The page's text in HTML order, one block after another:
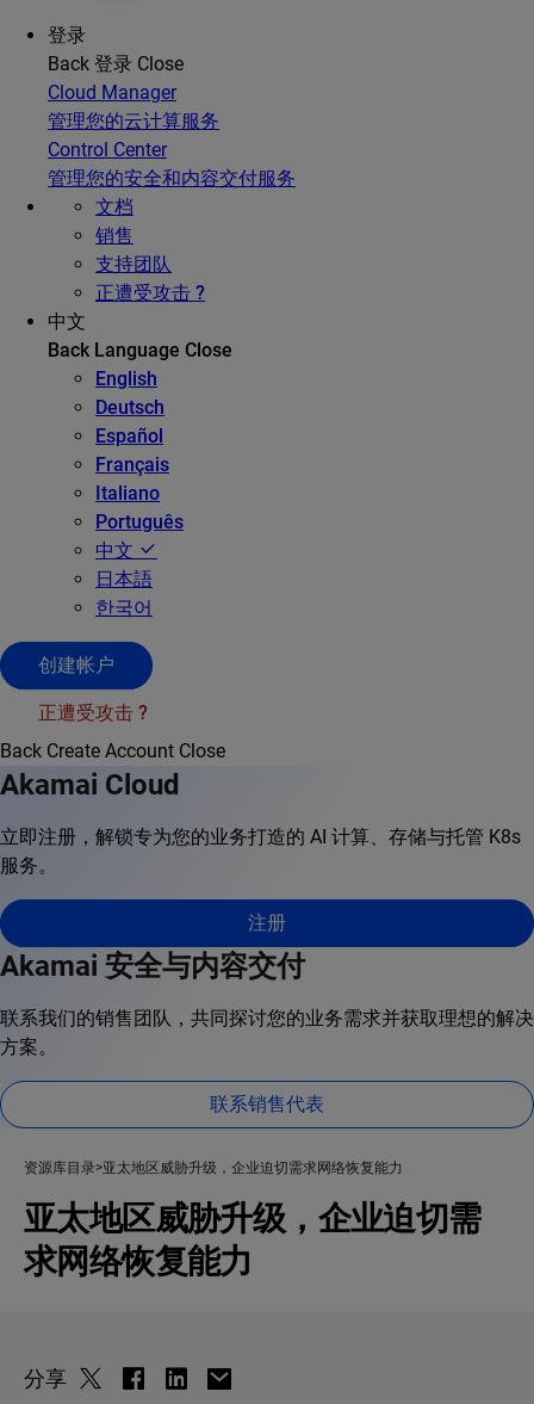
登录
Back 登录 Close
Cloud Manager
管理您的云计算服务
Control Center
管理您的安全和内容交付服务
文档
销售
支持团队
正遭受攻击 ?
中文
Back Language Close
English
Deutsch
Español
Français
Italiano
Português
中文
日本語
한국어
创建帐户
正遭受攻击 ?
Back Create Account Close
Akamai Cloud
立即注册，解锁专为您的业务打造的 AI 计算、存储与托管 K8s
服务。
注册
Akamai 安全与内容交付
联系我们的销售团队，共同探讨您的业务需求并获取理想的解决
方案。
联系销售代表
资源库目录 亚太地区威胁升级，企业迫切需求网络恢复能力
亚太地区威胁升级，企业迫切需
求网络恢复能力
分享